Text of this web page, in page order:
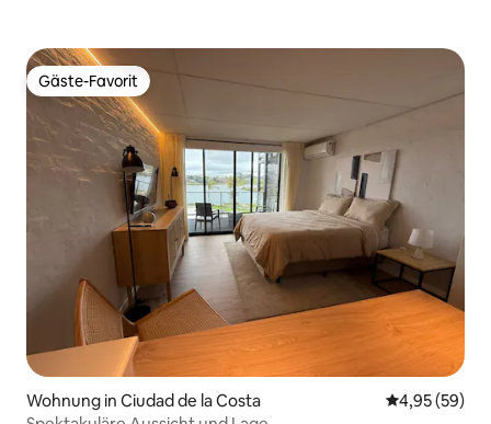
Gäste-Favorit
Gäste-Favorit
Wohnung in Ciudad de la Costa
4,95 (59)